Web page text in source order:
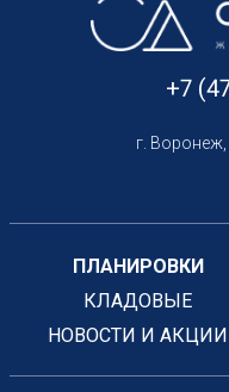
+7
г. Воронеж,
ПЛАНИРОВКИ
КЛАДОВЫЕ
НОВОСТИ И АКЦИИ